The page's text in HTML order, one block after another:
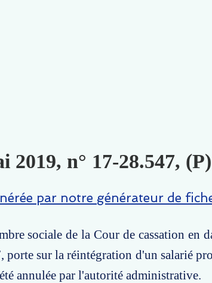
2019, n° 17-28.547, (P)
par notre générateur de
sociale de la Cour de cassation en
porte sur la réintégration d'un salarié
annulée par l'autorité administrative.